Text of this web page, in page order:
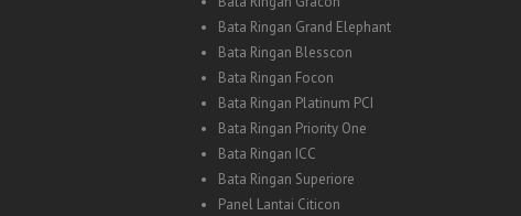
Bata Ringan Grand Elephant
Bata Ringan Blesscon
Bata Ringan Focon
Bata Ringan Platinum PCI
Bata Ringan Priority One
Bata Ringan ICC
Bata Ringan Superiore
Panel Lantai Citicon